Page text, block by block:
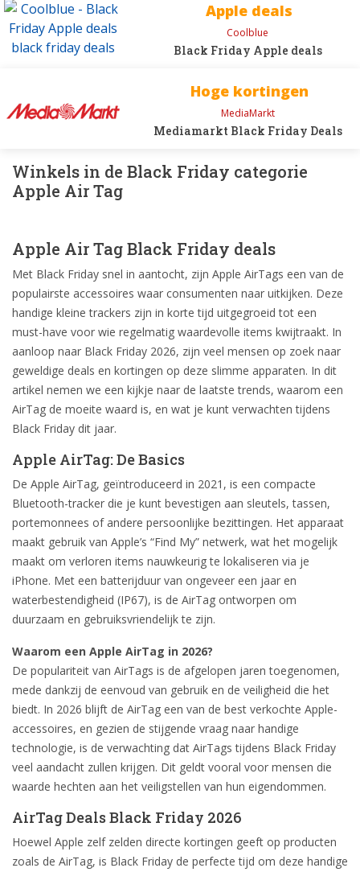
Apple deals
Coolblue
Black Friday Apple deals
Hoge kortingen
MediaMarkt
Mediamarkt Black Friday Deals
Winkels in de Black Friday categorie
Apple Air Tag
Apple Air Tag Black Friday deals
Met Black Friday snel in aantocht, zijn Apple AirTags een van de
populairste accessoires waar consumenten naar uitkijken. Deze
handige kleine trackers zijn in korte tijd uitgegroeid tot een
must-have voor wie regelmatig waardevolle items kwijtraakt. In
aanloop naar Black Friday 2026, zijn veel mensen op zoek naar
geweldige deals en kortingen op deze slimme apparaten. In dit
artikel nemen we een kijkje naar de laatste trends, waarom een
AirTag de moeite waard is, en wat je kunt verwachten tijdens
Black Friday dit jaar.
Apple AirTag: De Basics
De Apple AirTag, geïntroduceerd in 2021, is een compacte
Bluetooth-tracker die je kunt bevestigen aan sleutels, tassen,
portemonnees of andere persoonlijke bezittingen. Het apparaat
maakt gebruik van Apple’s “Find My” netwerk, wat het mogelijk
maakt om verloren items nauwkeurig te lokaliseren via je
iPhone. Met een batterijduur van ongeveer een jaar en
waterbestendigheid (IP67), is de AirTag ontworpen om
duurzaam en gebruiksvriendelijk te zijn.
Waarom een Apple AirTag in 2026?
De populariteit van AirTags is de afgelopen jaren toegenomen,
mede dankzij de eenvoud van gebruik en de veiligheid die het
biedt. In 2026 blijft de AirTag een van de best verkochte Apple-
accessoires, en gezien de stijgende vraag naar handige
technologie, is de verwachting dat AirTags tijdens Black Friday
veel aandacht zullen krijgen. Dit geldt vooral voor mensen die
waarde hechten aan het veiligstellen van hun eigendommen.
AirTag Deals Black Friday 2026
Hoewel Apple zelf zelden directe kortingen geeft op producten
zoals de AirTag, is Black Friday de perfecte tijd om deze handige